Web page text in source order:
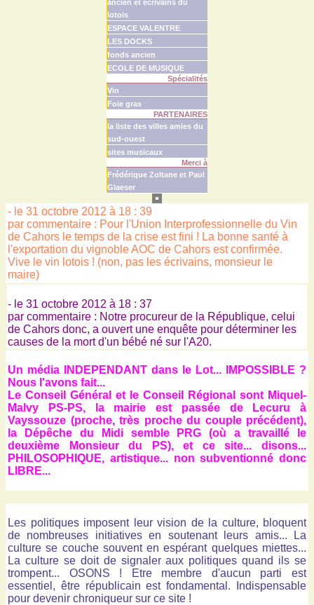
ancien et écrivains du
lotois
ESPACE VALENTRE
LES DOCKS
fonds ancien
ECOLE DE MUSIQUE
Spécialités
Vin
Foie gras
PARTENAIRES
la liste des villes amies du
sud-ouest
sites musicaux
Merci à
Frédérique Zoltane et Paul
Glaeser
- le 31 octobre 2012 à 18 : 39
par commentaire : Pour l'Union Interprofessionnelle du Vin
de Cahors le temps de la crise est fini ! La bonne santé à
l'exportation du vignoble AOC de Cahors est confirmée.
Vive le vin lotois ! (non, pas les écrivains, monsieur le
maire)
- le 31 octobre 2012 à 18 : 37
par commentaire : Notre procureur de la République, celui
de Cahors donc, a ouvert une enquête pour déterminer les
causes de la mort d'un bébé né sur l'A20.
Un média INDEPENDANT dans le Lot... IMPOSSIBLE ?
Nous l'avons fait...
Le Conseil Général et le Conseil Régional sont Miquel-
Malvy PS-PS, la mairie est passée de Lecuru à
Vayssouze (proche, très proche du couple précédent),
la Dépêche du Midi semble PRG (où a travaillé le
deuxième Monsieur du PS), et ce site... disons...
PHILOSOPHIQUE, artistique... non subventionné donc
LIBRE...
Les politiques imposent leur vision de la culture, bloquent
de nombreuses initiatives en soutenant leurs amis... La
culture se couche souvent en espérant quelques miettes...
La culture se doit de signaler aux politiques quand ils se
trompent... OSONS ! Etre membre d'aucun parti est
essentiel, être républicain est fondamental. Indispensable
pour devenir chroniqueur sur ce site !